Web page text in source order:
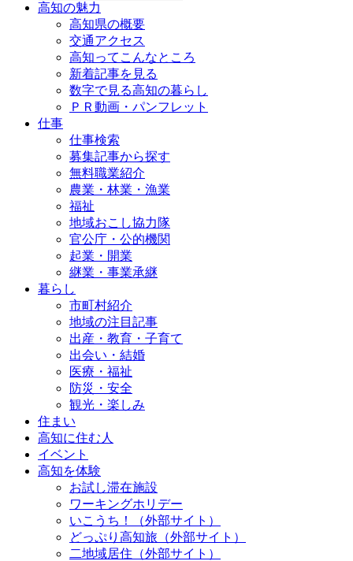
高知の魅力
高知県の概要
交通アクセス
高知ってこんなところ
新着記事を見る
数字で見る高知の暮らし
ＰＲ動画・パンフレット
仕事
仕事検索
募集記事から探す
無料職業紹介
農業・林業・漁業
福祉
地域おこし協力隊
官公庁・公的機関
起業・開業
継業・事業承継
暮らし
市町村紹介
地域の注目記事
出産・教育・子育て
出会い・結婚
医療・福祉
防災・安全
観光・楽しみ
住まい
高知に住む人
イベント
高知を体験
お試し滞在施設
ワーキングホリデー
いこうち！（外部サイト）
どっぷり高知旅（外部サイト）
二地域居住（外部サイト）